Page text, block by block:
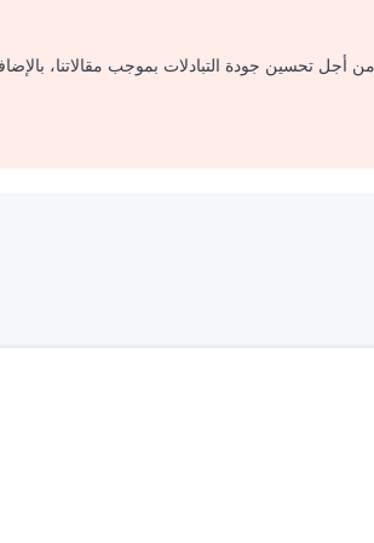
أجل تحسين جودة التبادلات بموجب مقالاتنا،